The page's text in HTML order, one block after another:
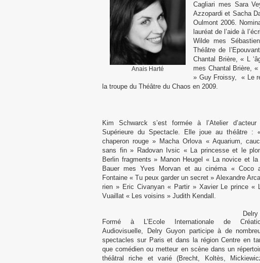
Anais Harté
Cagliari mes Sara
Azzopardi et Sacha
Oulmont 2006.
lauréat de l’aide à
Wilde mes
Théâtre de
Chantal Brière, « L
mes Chantal Brière,
» Guy Froissy, « Le
la troupe du Théâtre du Chaos en 2009.
Kim Schwarck s’est formée à l’Atelier d’acteur
Supérieure du Spectacle. Elle joue au théâtre :
chaperon rouge » Macha Orlova « Aquarium,
sans fin » Radovan Ivsic « La princesse et le
Berlin fragments » Manon Heugel « La novice et
Bauer mes Yves Morvan et au cinéma « Coco
Fontaine « Tu peux garder un secret » Alexandre
rien » Eric Civanyan « Partir » Xavier Le prince «
Vuaillat « Les voisins » Judith Kendall.
Formé à L’Ecole Internationale de
Audiovisuelle, Delry Guyon participe à de
spectacles sur Paris et dans la région Centre en
que comédien ou metteur en scène dans un
théâtral riche et varié (Brecht, Koltès,